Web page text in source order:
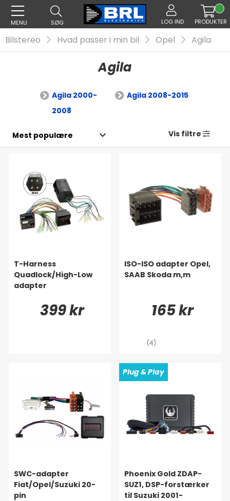
MENU SØG LOG IND PRODUKTER
Bilstereo Hvad passer i min bil Opel Agila
Agila
Agila 2000-
2008
Agila 2008-2015
Vis filtre
T-Harness
Quadlock/High-Low
adapter
399 kr
ISO-ISO adapter Opel,
SAAB Skoda m,m
165 kr
(4)
SWC-adapter
Fiat/Opel/Suzuki 20-
pin
Plug & Play
Phoenix Gold ZDAP-
SUZ1, DSP-forstærker
til Suzuki 2001-